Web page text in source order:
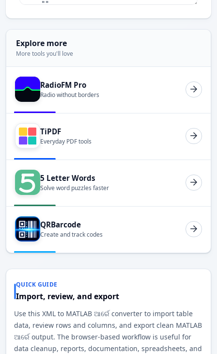
Explore more
More tools you'll love
RadioFM Pro
Radio without borders
TiPDF
Everyday PDF tools
5 Letter Words
Solve word puzzles faster
QRBarcode
Create and track codes
QUICK GUIDE
Import, review, and export
Use this XML to MATLAB ଆର୍ରେ converter to import table
data, review rows and columns, and export clean MATLAB
ଆର୍ରେ output. The browser-based workflow is useful for
data cleanup, reports, documentation, spreadsheets, and